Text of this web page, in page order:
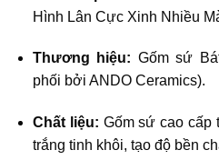
Hình Lân Cực Xinh Nhiều
Thương hiệu: Gốm sứ
phối bởi ANDO Ceramics).
Chất liệu: Gốm sứ cao cấp
trắng tinh khôi, tạo độ bền